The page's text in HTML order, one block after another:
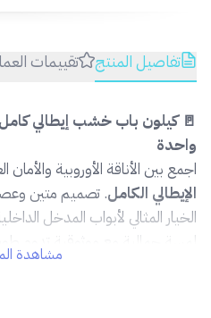
تفاصيل المنتج تقييمات
🚪 كيلون باب خشب إيطالي
واحدة
اجمع بين الأناقة الأوروبية والأمان
الإيطالي الكامل. تصميم متين
الخيار المثالي لأبواب المدخل
لمسة جمالية مع موثوقية تدوم
مشاهدة